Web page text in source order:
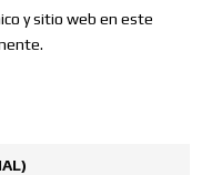
y sitio web en este